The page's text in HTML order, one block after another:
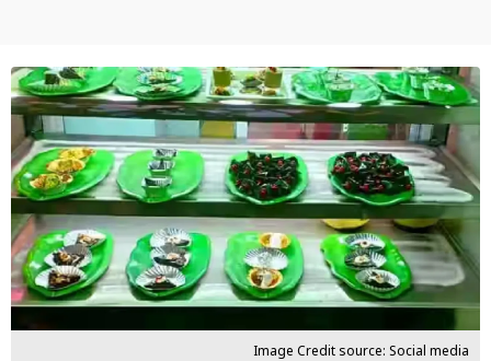
Image Credit source: Social media